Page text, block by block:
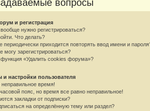
вопросы
и регистрация
нужно регистрироваться?
Что делать?
периодически приходится повторять ввод имени и
могу зарегистрироваться?
функция «Удалить cookies форума»?
и настройки пользователя
время!
пояс, но время все равно неправильное!
закладки от подписки?
на определённую тему или раздел?